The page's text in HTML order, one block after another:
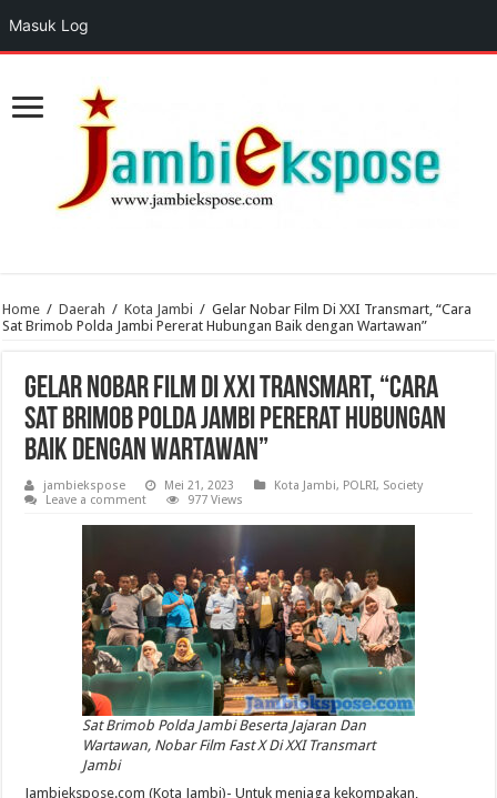
Home / Daerah / Kota Jambi / Gelar Nobar Film Di XXI Transmart, “Cara
Sat Brimob Polda Jambi Pererat Hubungan Baik dengan Wartawan”
Gelar Nobar Film Di XXI Transmart, “Cara
Sat Brimob Polda Jambi Pererat Hubungan
Baik dengan Wartawan”
jambiekspose Mei 21, 2023 Kota Jambi, POLRI, Society
Leave a comment
977 Views
Sat Brimob Polda Jambi Beserta Jajaran Dan
Wartawan, Nobar Film Fast X Di XXI Transmart
Jambi
Jambiekspose.com (Kota Jambi)- Untuk menjaga kekompakan,
Masuk Log